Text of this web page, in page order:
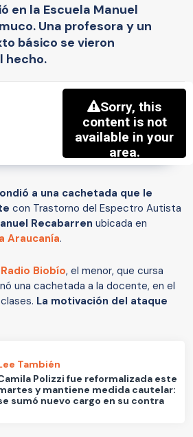
en la Escuela Manuel
Una profesora y un
básico se vieron
hecho.
a una cachetada que le
con Trastorno del Espectro Autista
Recabarren ubicada en
Araucanía.
Radio Biobío, el menor, que cursa
una cachetada a la docente, en el
La motivación del ataque
También
Polizzi fue reformalizada este
y mantiene medida cautelar:
sumó nuevo cargo en su contra